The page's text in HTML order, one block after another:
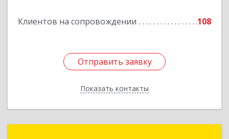
Клиентов на сопровождении 108
Отправить заявку
Показать контакты
Отправить заявку
Назад